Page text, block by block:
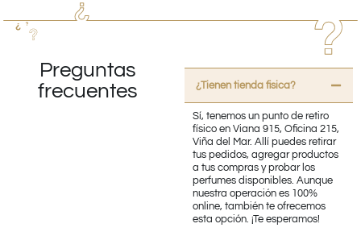
Preguntas
frecuentes
¿Tienen tienda fisica?
Sí, tenemos un punto de retiro
físico en Viana 915, Oficina 215,
Viña del Mar. Allí puedes retirar
tus pedidos, agregar productos
a tus compras y probar los
perfumes disponibles. Aunque
nuestra operación es 100%
online, también te ofrecemos
esta opción. ¡Te esperamos!